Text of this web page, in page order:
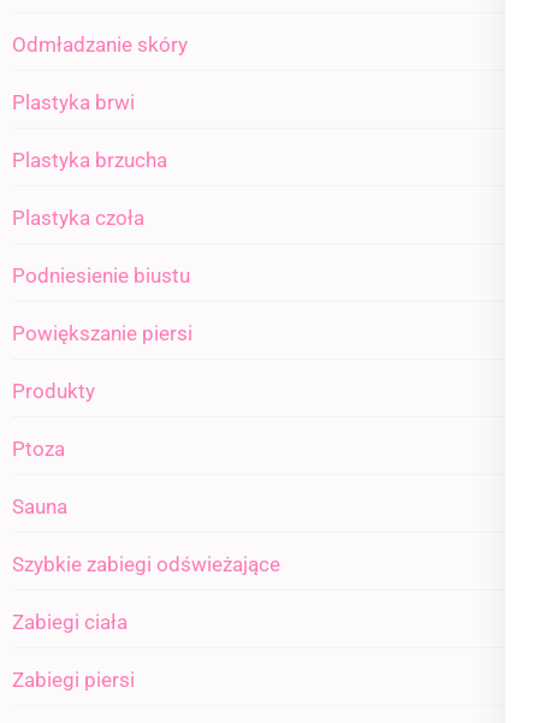
Odmładzanie skóry
Plastyka brwi
Plastyka brzucha
Plastyka czoła
Podniesienie biustu
Powiększanie piersi
Produkty
Ptoza
Sauna
Szybkie zabiegi odświeżające
Zabiegi ciała
Zabiegi piersi